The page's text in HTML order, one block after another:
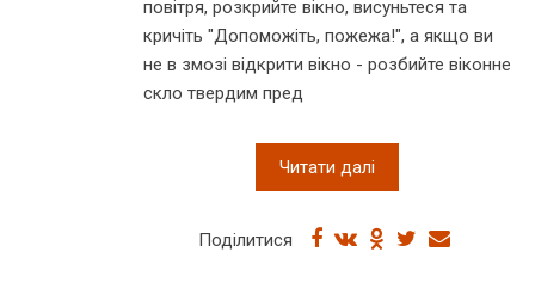
повітря, розкрийте вікно, висуньтеся та
кричіть "Допоможіть, пожежа!", а якщо ви
не в змозі відкрити вікно - розбийте віконне
скло твердим пред
Читати далі
Поділитися